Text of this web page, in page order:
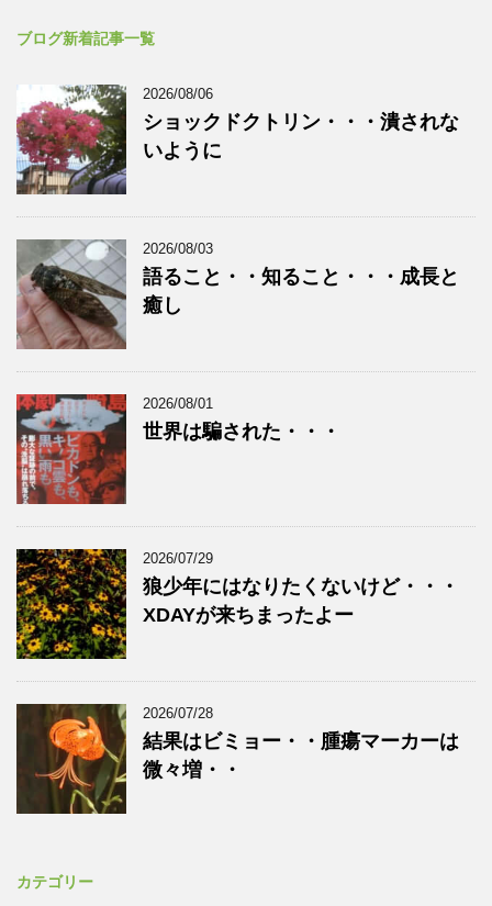
ブログ新着記事一覧
2026/08/06
ショックドクトリン・・・潰されな
いように
2026/08/03
語ること・・知ること・・・成長と
癒し
2026/08/01
世界は騙された・・・
2026/07/29
狼少年にはなりたくないけど・・・
XDAYが来ちまったよー
2026/07/28
結果はビミョー・・腫瘍マーカーは
微々増・・
カテゴリー